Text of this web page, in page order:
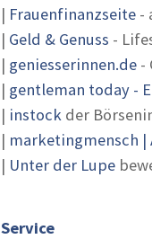
| Frauenfinanzseite -
| Geld & Genuss -
| geniesserinnen.de -
| gentleman today -
| instock der
| marketingmensch
| Unter der Lupe
Service